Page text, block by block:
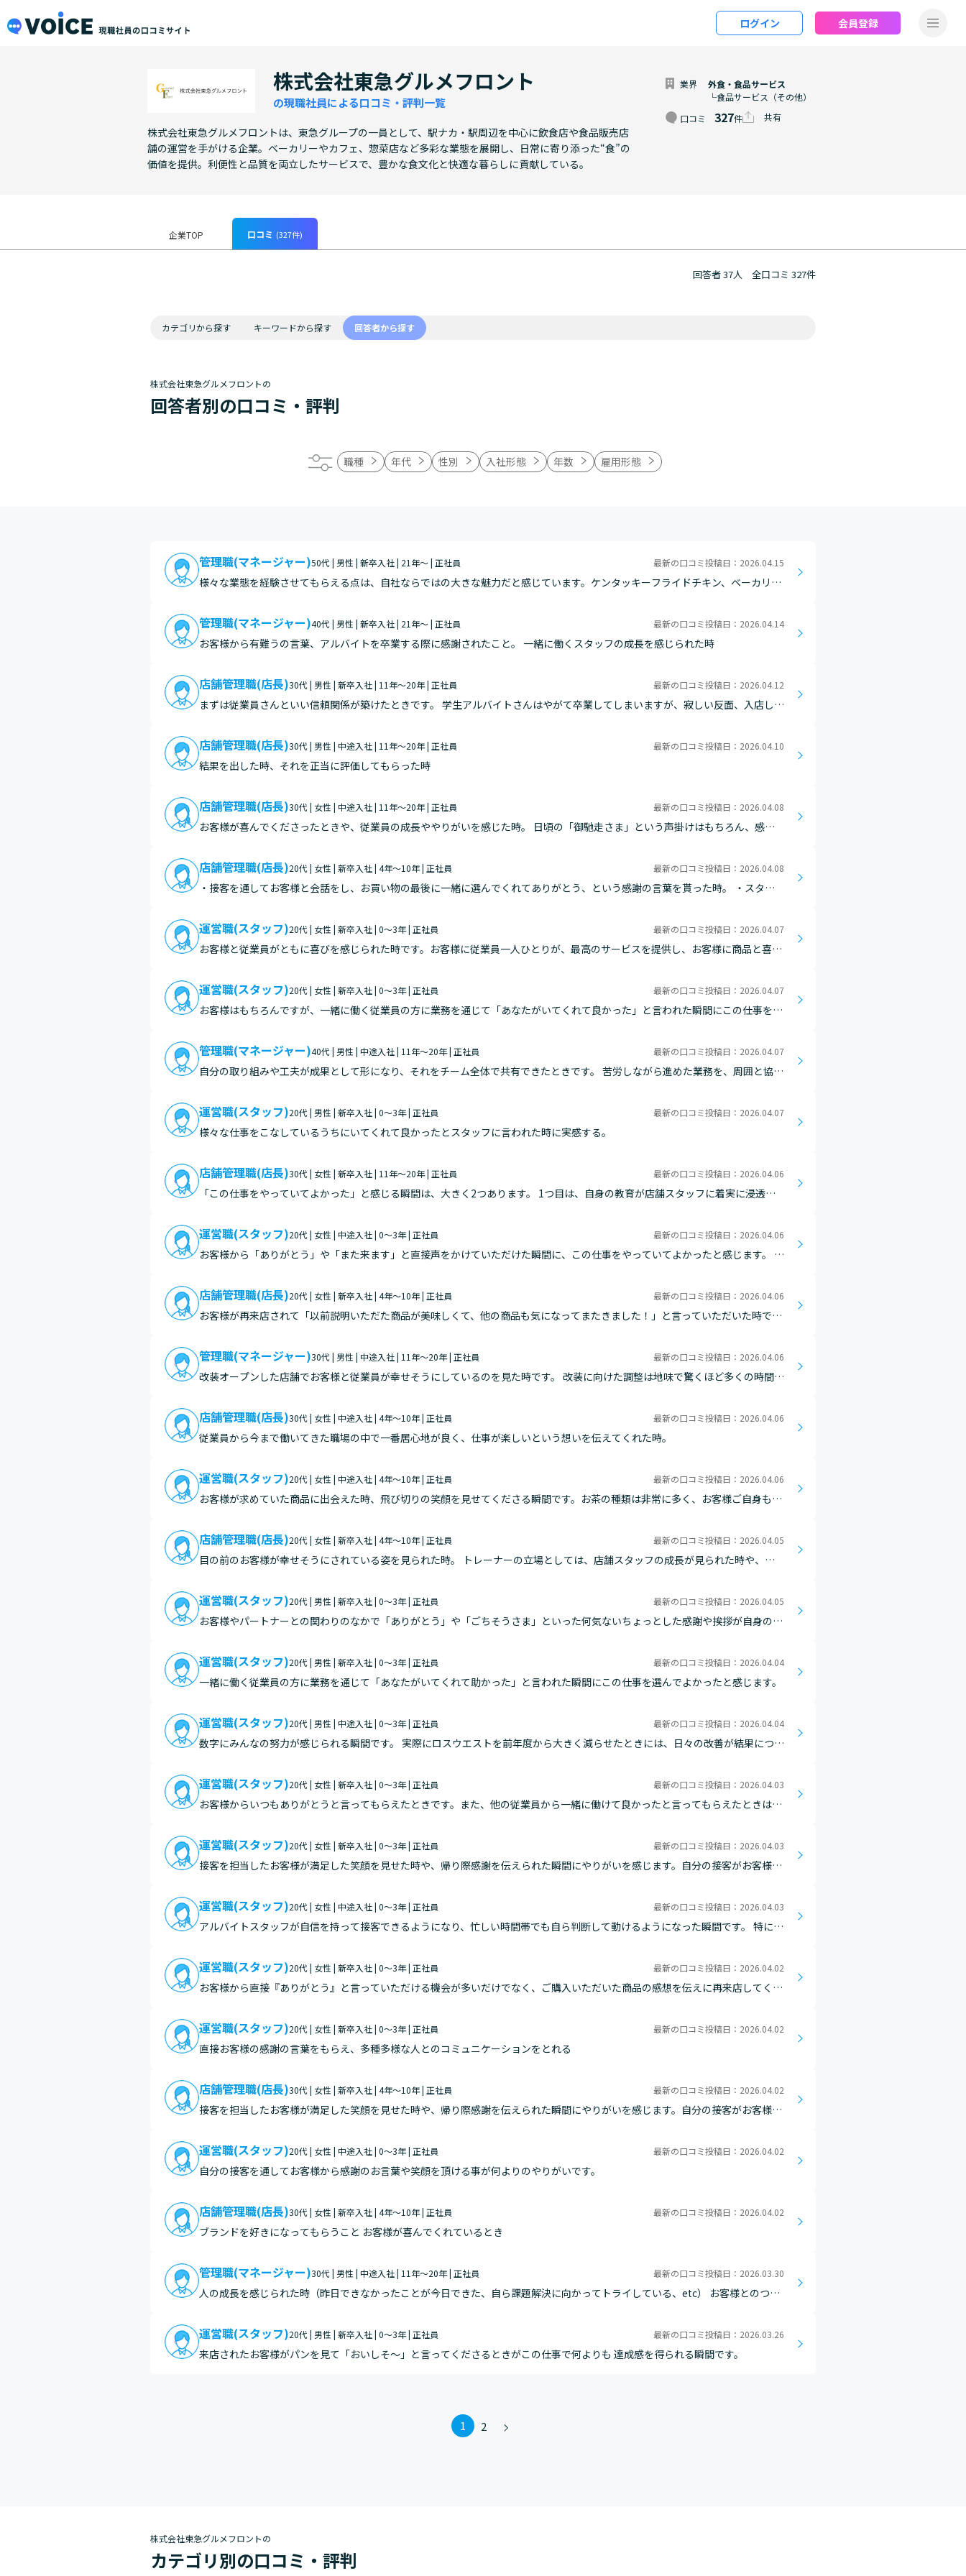
メインコンテンツにスキップ
ログイン 会員登録
株式会社東急グルメフロント
の現職社員による口コミ・評判一覧
株式会社東急グルメフロントは、東急グループの一員として、駅ナカ・駅周辺を中心に飲食店や食品販売店
舗の運営を手がける企業。ベーカリーやカフェ、惣菜店など多彩な業態を展開し、日常に寄り添った“食”の
価値を提供。利便性と品質を両立したサービスで、豊かな食文化と快適な暮らしに貢献している。
業界
外食・食品サービス
└食品サービス（その他）
口コミ 327件 共有
企業TOP 口コミ (327件)
回答者 37人 全口コミ 327件
カテゴリから探す キーワードから探す 回答者から探す
株式会社東急グルメフロントの
回答者別の口コミ・評判
職種 年代 性別 入社形態 年数 雇用形態
管理職(マネージャー)50代 | 男性 | 新卒入社 | 21年～ | 正社員 最新の口コミ投稿日：2026.04.15
様々な業態を経験させてもらえる点は、自社ならではの大きな魅力だと感じています。ケンタッキーフライドチキン、ベーカリ
は何もの…
管理職(マネージャー)40代 | 男性 | 新卒入社 | 21年～ | 正社員 最新の口コミ投稿日：2026.04.14
お客様から有難うの言葉、アルバイトを卒業する際に感謝されたこと。 一緒に働くスタッフの成長を感じられた時
店舗管理職(店長)30代 | 男性 | 新卒入社 | 11年～20年 | 正社員 最新の口コミ投稿日：2026.04.12
まずは従業員さんといい信頼関係が築けたときです。 学生アルバイトさんはやがて卒業してしまいますが、寂しい反面、入店した
後の…
店舗管理職(店長)30代 | 男性 | 中途入社 | 11年～20年 | 正社員 最新の口コミ投稿日：2026.04.10
結果を出した時、それを正当に評価してもらった時
店舗管理職(店長)30代 | 女性 | 中途入社 | 11年～20年 | 正社員 最新の口コミ投稿日：2026.04.08
お客様が喜んでくださったときや、従業員の成長ややりがいを感じた時。 日頃の「御馳走さま」という声掛けはもちろん、感謝
とが…
店舗管理職(店長)20代 | 女性 | 新卒入社 | 4年～10年 | 正社員 最新の口コミ投稿日：2026.04.08
・接客を通してお客様と会話をし、お買い物の最後に一緒に選んでくれてありがとう、という感謝の言葉を貰った時。 ・スタッ
しい…
運営職(スタッフ)20代 | 女性 | 新卒入社 | 0～3年 | 正社員 最新の口コミ投稿日：2026.04.07
お客様と従業員がともに喜びを感じられた時です。お客様に従業員一人ひとりが、最高のサービスを提供し、お客様に商品と喜び
対応…
運営職(スタッフ)20代 | 女性 | 新卒入社 | 0～3年 | 正社員 最新の口コミ投稿日：2026.04.07
お客様はもちろんですが、一緒に働く従業員の方に業務を通じて「あなたがいてくれて良かった」と言われた瞬間にこの仕事を選
管理職(マネージャー)40代 | 男性 | 中途入社 | 11年～20年 | 正社員 最新の口コミ投稿日：2026.04.07
自分の取り組みや工夫が成果として形になり、それをチーム全体で共有できたときです。 苦労しながら進めた業務を、周囲と協力
成…
運営職(スタッフ)20代 | 男性 | 新卒入社 | 0～3年 | 正社員 最新の口コミ投稿日：2026.04.07
様々な仕事をこなしているうちにいてくれて良かったとスタッフに言われた時に実感する。
店舗管理職(店長)30代 | 女性 | 新卒入社 | 11年～20年 | 正社員 最新の口コミ投稿日：2026.04.06
「この仕事をやっていてよかった」と感じる瞬間は、大きく2つあります。 1つ目は、自身の教育が店舗スタッフに着実に浸透
像を粘…
運営職(スタッフ)20代 | 女性 | 中途入社 | 0～3年 | 正社員 最新の口コミ投稿日：2026.04.06
お客様から「ありがとう」や「また来ます」と直接声をかけていただけた瞬間に、この仕事をやっていてよかったと感じます。 特
動が…
店舗管理職(店長)20代 | 女性 | 新卒入社 | 4年～10年 | 正社員 最新の口コミ投稿日：2026.04.06
お客様が再来店されて「以前説明いただた商品が美味しくて、他の商品も気になってまたきました！」と言っていただいた時で
管理職(マネージャー)30代 | 男性 | 中途入社 | 11年～20年 | 正社員 最新の口コミ投稿日：2026.04.06
改装オープンした店舗でお客様と従業員が幸せそうにしているのを見た時です。 改装に向けた調整は地味で驚くほど多くの時間を
て…
店舗管理職(店長)30代 | 女性 | 中途入社 | 4年～10年 | 正社員 最新の口コミ投稿日：2026.04.06
従業員から今まで働いてきた職場の中で一番居心地が良く、仕事が楽しいという想いを伝えてくれた時。
運営職(スタッフ)20代 | 女性 | 中途入社 | 4年～10年 | 正社員 最新の口コミ投稿日：2026.04.06
お客様が求めていた商品に出会えた時、飛び切りの笑顔を見せてくださる瞬間です。お茶の種類は非常に多く、お客様ご自身もそ
伺いし…
店舗管理職(店長)20代 | 女性 | 新卒入社 | 4年～10年 | 正社員 最新の口コミ投稿日：2026.04.05
目の前のお客様が幸せそうにされている姿を見られた時。 トレーナーの立場としては、店舗スタッフの成長が見られた時や、
運営職(スタッフ)20代 | 男性 | 新卒入社 | 0～3年 | 正社員 最新の口コミ投稿日：2026.04.05
お客様やパートナーとの関わりのなかで「ありがとう」や「ごちそうさま」といった何気ないちょっとした感謝や挨拶が自身の励
運営職(スタッフ)20代 | 男性 | 新卒入社 | 0～3年 | 正社員 最新の口コミ投稿日：2026.04.04
一緒に働く従業員の方に業務を通じて「あなたがいてくれて助かった」と言われた瞬間にこの仕事を選んでよかったと感じます。
運営職(スタッフ)20代 | 男性 | 中途入社 | 0～3年 | 正社員 最新の口コミ投稿日：2026.04.04
数字にみんなの努力が感じられる瞬間です。 実際にロスウエストを前年度から大きく減らせたときには、日々の改善が結果につな
お…
運営職(スタッフ)20代 | 女性 | 新卒入社 | 0～3年 | 正社員 最新の口コミ投稿日：2026.04.03
お客様からいつもありがとうと言ってもらえたときです。また、他の従業員から一緒に働けて良かったと言ってもらえたときはと
運営職(スタッフ)20代 | 女性 | 新卒入社 | 0～3年 | 正社員 最新の口コミ投稿日：2026.04.03
接客を担当したお客様が満足した笑顔を見せた時や、帰り際感謝を伝えられた瞬間にやりがいを感じます。自分の接客がお客様を
運営職(スタッフ)20代 | 女性 | 中途入社 | 0～3年 | 正社員 最新の口コミ投稿日：2026.04.03
アルバイトスタッフが自信を持って接客できるようになり、忙しい時間帯でも自ら判断して動けるようになった瞬間です。 特に、
った…
運営職(スタッフ)20代 | 女性 | 新卒入社 | 0～3年 | 正社員 最新の口コミ投稿日：2026.04.02
お客様から直接『ありがとう』と言っていただける機会が多いだけでなく、ご購入いただいた商品の感想を伝えに再来店してくだ
きる瞬…
運営職(スタッフ)20代 | 女性 | 新卒入社 | 0～3年 | 正社員 最新の口コミ投稿日：2026.04.02
直接お客様の感謝の言葉をもらえ、多種多様な人とのコミュニケーションをとれる
店舗管理職(店長)30代 | 女性 | 新卒入社 | 4年～10年 | 正社員 最新の口コミ投稿日：2026.04.02
接客を担当したお客様が満足した笑顔を見せた時や、帰り際感謝を伝えられた瞬間にやりがいを感じます。自分の接客がお客様を
運営職(スタッフ)20代 | 女性 | 中途入社 | 0～3年 | 正社員 最新の口コミ投稿日：2026.04.02
自分の接客を通してお客様から感謝のお言葉や笑顔を頂ける事が何よりのやりがいです。
店舗管理職(店長)30代 | 女性 | 新卒入社 | 4年～10年 | 正社員 最新の口コミ投稿日：2026.04.02
ブランドを好きになってもらうこと お客様が喜んでくれているとき
管理職(マネージャー)30代 | 男性 | 中途入社 | 11年～20年 | 正社員 最新の口コミ投稿日：2026.03.30
人の成長を感じられた時（昨日できなかったことが今日できた、自ら課題解決に向かってトライしている、etc） お客様とのつな
運営職(スタッフ)20代 | 男性 | 新卒入社 | 0～3年 | 正社員 最新の口コミ投稿日：2026.03.26
来店されたお客様がパンを見て「おいしそ～」と言ってくださるときがこの仕事で何よりも 達成感を得られる瞬間です。
1 2
株式会社東急グルメフロントの
カテゴリ別の口コミ・評判